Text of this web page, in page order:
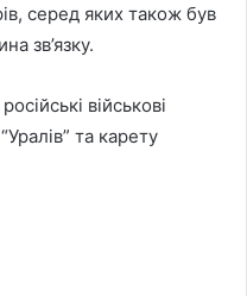
серед яких також був
зв’язку.
військові
та карету